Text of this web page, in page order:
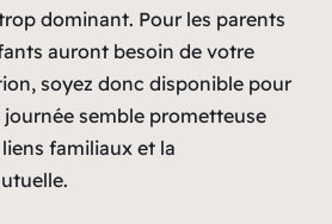
dominant. Pour les parents
auront besoin de votre
soyez donc disponible pour
journée semble prometteuse
familiaux et la